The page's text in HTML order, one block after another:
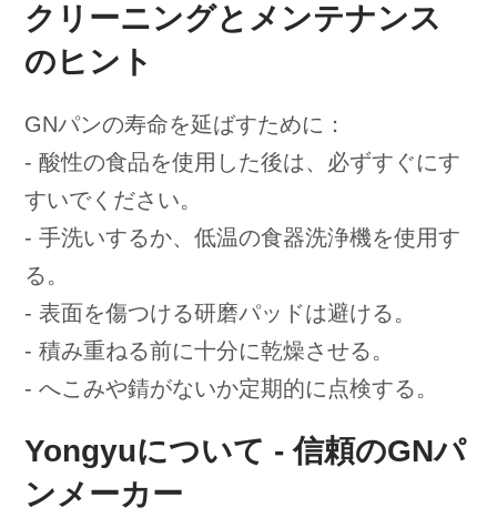
クリーニングとメンテナンス
のヒント
GNパンの寿命を延ばすために：
- 酸性の食品を使用した後は、必ずすぐにす
すいでください。
- 手洗いするか、低温の食器洗浄機を使用す
る。
- 表面を傷つける研磨パッドは避ける。
- 積み重ねる前に十分に乾燥させる。
- へこみや錆がないか定期的に点検する。
Yongyuについて - 信頼のGNパ
ンメーカー